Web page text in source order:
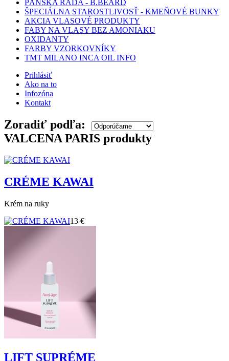
PÁNSKA RADA - B.BEARD
ŠPECIÁLNA STAROSTLIVOSŤ - KMEŇOVÉ BUNKY
AKCIA VLASOVÉ PRODUKTY
FABY NA VLASY BEZ AMONIAKU
OXIDANTY
FARBY VZORKOVNÍKY
TMT MILANO INCA OIL INFO
Prihlásiť
Ako na to
Infozóna
Kontakt
Zoradiť podľa:
VALCENA PARIS produkty
CRÉME KAWAI
Krém na ruky
13 €
LIFT SUPRÉME